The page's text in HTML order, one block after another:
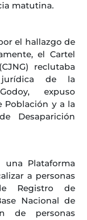
matutina.
el hallazgo de
el Cartel
reclutaba
jurídica de la
expuso
Población y a la
Desaparición
una Plataforma
a personas
Registro de
Nacional de
de personas